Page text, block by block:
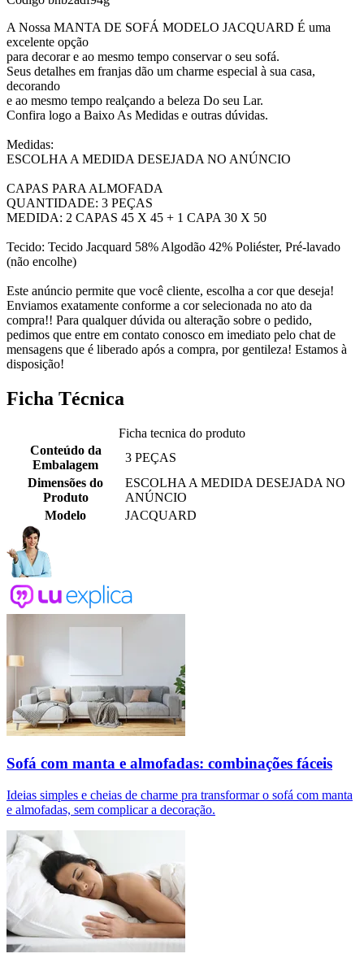
A Nossa MANTA DE SOFÁ MODELO JACQUARD É uma
excelente opção
para decorar e ao mesmo tempo conservar o seu sofá.
Seus detalhes em franjas dão um charme especial à sua casa,
decorando
e ao mesmo tempo realçando a beleza Do seu Lar.
Confira logo a Baixo As Medidas e outras dúvidas.
Medidas:
ESCOLHA A MEDIDA DESEJADA NO ANÚNCIO
CAPAS PARA ALMOFADA
QUANTIDADE: 3 PEÇAS
MEDIDA: 2 CAPAS 45 X 45 + 1 CAPA 30 X 50
Tecido: Tecido Jacquard 58% Algodão 42% Poliéster, Pré-lavado
(não encolhe)
Este anúncio permite que você cliente, escolha a cor que deseja!
Enviamos exatamente conforme a cor selecionada no ato da
compra!! Para qualquer dúvida ou alteração sobre o pedido,
pedimos que entre em contato conosco em imediato pelo chat de
mensagens que é liberado após a compra, por gentileza! Estamos à
disposição!
Ficha Técnica
Ficha tecnica do produto
Conteúdo da
Embalagem
3 PEÇAS
Dimensões do
Produto
ESCOLHA A MEDIDA DESEJADA NO
ANÚNCIO
Modelo
JACQUARD
Sofá com manta e almofadas: combinações fáceis
Ideias simples e cheias de charme pra transformar o sofá com manta
e almofadas, sem complicar a decoração.